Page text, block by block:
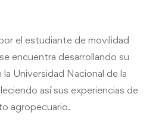
el estudiante de movilidad
encuentra desarrollando su
Universidad Nacional de la
así sus experiencias de
agropecuario.